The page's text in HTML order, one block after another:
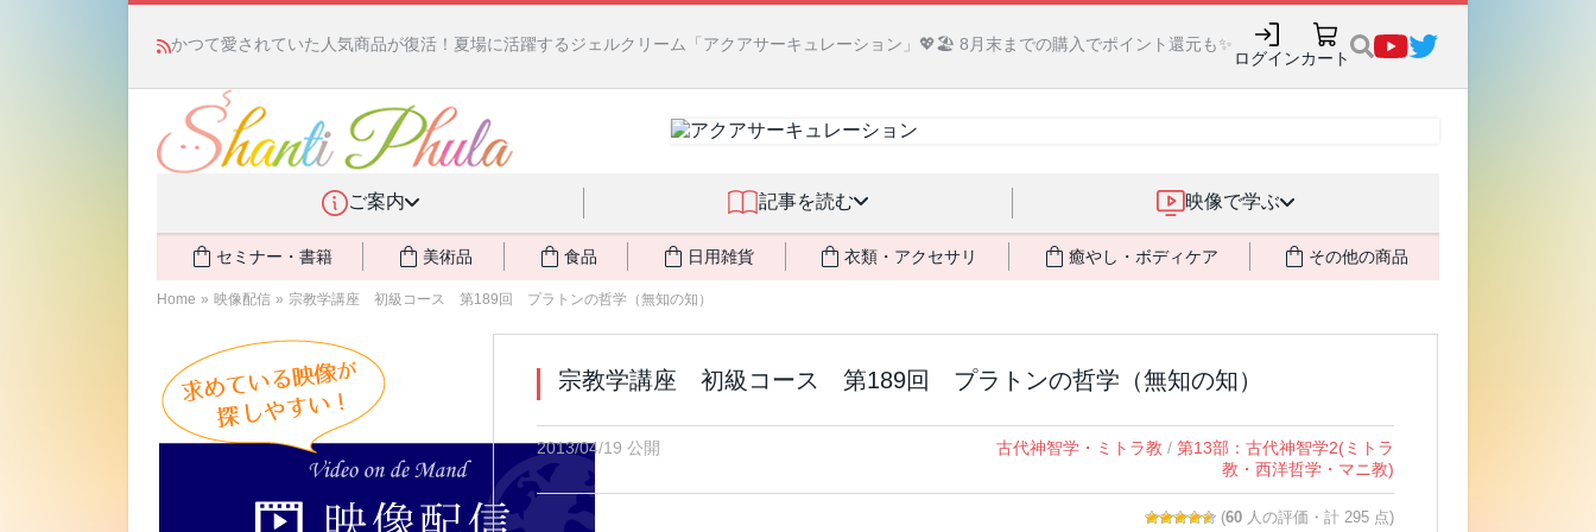
かつて愛されていた人気商品が復活！夏場に活躍するジェルクリーム「アクアサーキュレーション」💖🏖️ 8月末までの購入でポイント還元も✨
ログインカート
ご案内 記事を読む 映像で学ぶ
セミナー・書籍 美術品 食品 日用雑貨 衣類・アクセサリ 癒やし・ボディケア その他の商品
Home » 映像配信 » 宗教学講座 初級コース 第189回 プラトンの哲学（無知の知）
宗教学講座 初級コース 第189回 プラトンの哲学（無知の知）
2013/04/19 公開 古代神智学・ミトラ教 / 第13部：古代神智学2(ミトラ
教・西洋哲学・マニ教)
(60 人の評価・計 295 点)